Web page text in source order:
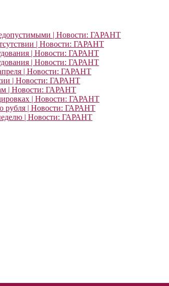
| Новости: ГАРАНТ
| Новости: ГАРАНТ
| Новости: ГАРАНТ
| Новости: ГАРАНТ
| Новости: ГАРАНТ
| Новости: ГАРАНТ
| Новости: ГАРАНТ
| Новости: ГАРАНТ
рубля | Новости: ГАРАНТ
| Новости: ГАРАНТ